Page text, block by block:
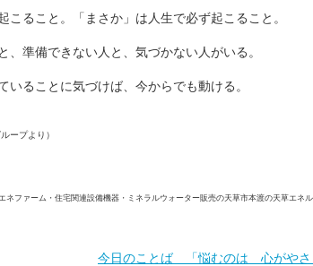
こること。「まさか」は人生で必ず起こること。
、準備できない人と、気づかない人がいる。
ることに気づけば、今からでも動ける。
ープより）
ファーム・住宅関連設備機器・ミネラルウォーター販売の天草市本渡の天草エネル
今日のことば 「悩むのは 心がやさ